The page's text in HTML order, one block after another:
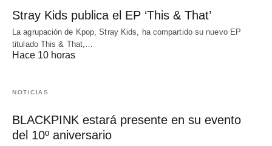
Stray Kids publica el EP ‘This & That’
La agrupación de Kpop, Stray Kids, ha compartido su nuevo EP
titulado This & That,…
Hace 10 horas
NOTICIAS
BLACKPINK estará presente en su evento
del 10º aniversario